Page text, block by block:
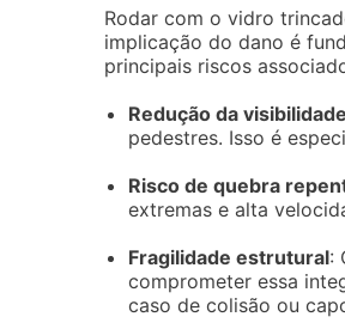
Rodar com o vidro
implicação do dano é
principais riscos
Redução da visibilidade
pedestres. Isso é
Risco de quebra
extremas e alta
Fragilidade estrutural:
comprometer essa
caso de colisão ou